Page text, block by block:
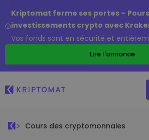
Kriptomat ferme ses portes –
investissements crypto avec
Vos fonds sont en sécurité et
Lire l'annonce
Cours des cryptomonnaies